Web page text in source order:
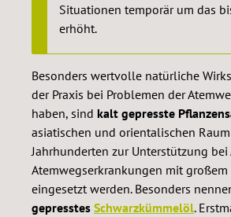
Situationen temporär um das
erhöht.
Besonders wertvolle natürliche
der Praxis bei Problemen der
haben, sind kalt gepresste
asiatischen und orientalischen
Jahrhunderten zur Unterstützung
Atemwegserkrankungen mit
eingesetzt werden. Besonders
gepresstes Schwarzkümmelöl.